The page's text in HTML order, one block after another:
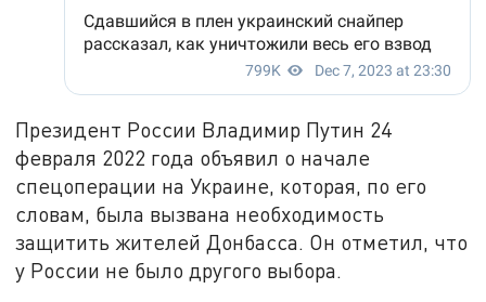
Президент России Владимир Путин 24
февраля 2022 года объявил о начале
спецоперации на Украине, которая, по его
словам, была вызвана необходимость
защитить жителей Донбасса. Он отметил, что
у России не было другого выбора.